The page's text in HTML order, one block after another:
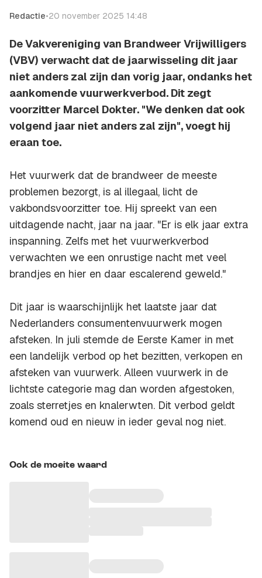
Redactie•20 november 2025 14:48
De Vakvereniging van Brandweer Vrijwilligers
(VBV) verwacht dat de jaarwisseling dit jaar
niet anders zal zijn dan vorig jaar, ondanks het
aankomende vuurwerkverbod. Dit zegt
voorzitter Marcel Dokter. "We denken dat ook
volgend jaar niet anders zal zijn", voegt hij
eraan toe.
Het vuurwerk dat de brandweer de meeste
problemen bezorgt, is al illegaal, licht de
vakbondsvoorzitter toe. Hij spreekt van een
uitdagende nacht, jaar na jaar. "Er is elk jaar extra
inspanning. Zelfs met het vuurwerkverbod
verwachten we een onrustige nacht met veel
brandjes en hier en daar escalerend geweld."
Dit jaar is waarschijnlijk het laatste jaar dat
Nederlanders consumentenvuurwerk mogen
afsteken. In juli stemde de Eerste Kamer in met
een landelijk verbod op het bezitten, verkopen en
afsteken van vuurwerk. Alleen vuurwerk in de
lichtste categorie mag dan worden afgestoken,
zoals sterretjes en knalerwten. Dit verbod geldt
komend oud en nieuw in ieder geval nog niet.
Ook de moeite waard